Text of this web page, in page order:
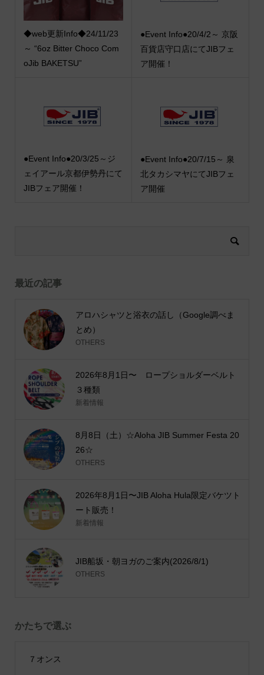
◆web更新Info◆24/11/23
～ “6oz Bitter Choco Com
oJib BAKETSU”
●Event Info●20/4/2～ 京阪
百貨店守口店にてJIBフェ
ア開催！
●Event Info●20/3/25～ジ
ェイアール京都伊勢丹にて
JIBフェア開催！
●Event Info●20/7/15～ 泉
北タカシマヤにてJIBフェ
ア開催
最近の記事
アロハシャツと浴衣の話し（Google調べま
とめ）
OTHERS
2026年8月1日〜 ロープショルダーベルト
３種類
新着情報
8月8日（土）☆Aloha JIB Summer Festa 20
26☆
OTHERS
2026年8月1日〜JIB Aloha Hula限定バケツト
ート販売！
新着情報
JIB船坂・朝ヨガのご案内(2026/8/1)
OTHERS
かたちで選ぶ
７オンス